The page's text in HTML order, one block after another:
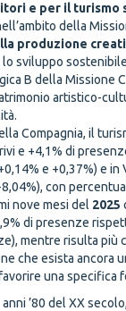
e per il
della
produzione
sviluppo
B della
artistico-
Compagnia, il
e +4,1% di
e +0,37%) e
con
nove mesi del 2025
di presenze
mentre risulta
che esista ancora
una specifica
’80 del XX